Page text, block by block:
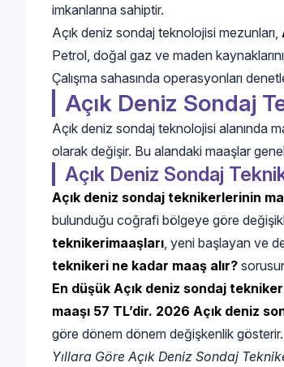
imkanlarına sahiptir.
Açık deniz sondaj teknolojisi mezunları,
Petrol, doğal gaz ve maden
Çalışma sahasında operasyonları
Açık Deniz Sondaj
Açık deniz sondaj teknolojisi alanında
olarak değişir. Bu alandaki maaşlar
Açık Deniz Sondaj
Açık deniz sondaj teknikerlerinin
bulunduğu coğrafi bölgeye göre
teknikerimaaşları , yeni başlayan ve
teknikeri ne kadar maaş alır?
En düşük Açık deniz sondaj
maaşı 57 TL’dir. 2026 Açık deniz
göre dönem dönem değişkenlik gösterir.
Yıllara Göre Açık Deniz Sondaj